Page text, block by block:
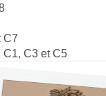
C7
C1, C3 et C5